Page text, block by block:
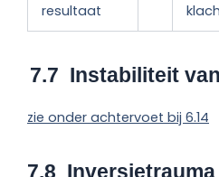
resultaat
7.7 Instabiliteit
zie onder achtervoet bij 6.14
7.8 Inversietrauma